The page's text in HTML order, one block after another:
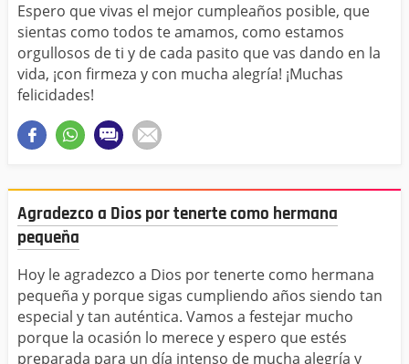
Espero que vivas el mejor cumpleaños posible, que
sientas como todos te amamos, como estamos
orgullosos de ti y de cada pasito que vas dando en la
vida, ¡con firmeza y con mucha alegría! ¡Muchas
felicidades!
Agradezco a Dios por tenerte como hermana
pequeña
Hoy le agradezco a Dios por tenerte como hermana
pequeña y porque sigas cumpliendo años siendo tan
especial y tan auténtica. Vamos a festejar mucho
porque la ocasión lo merece y espero que estés
preparada para un día intenso de mucha alegría y